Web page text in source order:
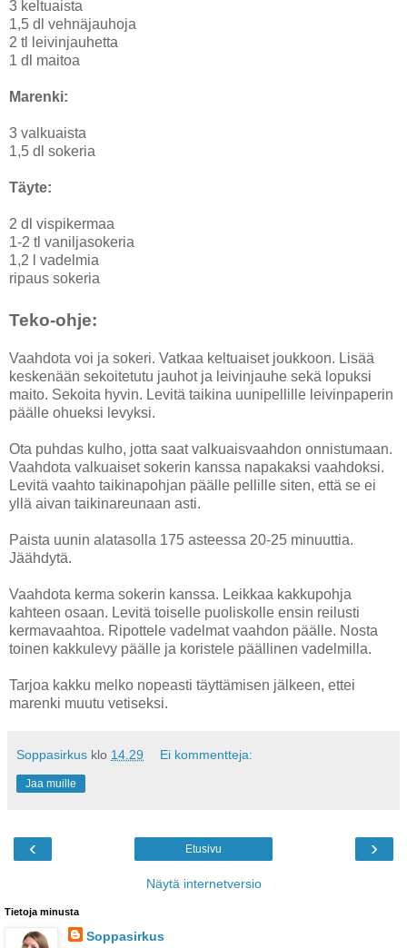
3 keltuaista
1,5 dl vehnäjauhoja
2 tl leivinjauhetta
1 dl maitoa
Marenki:
3 valkuaista
1,5 dl sokeria
Täyte:
2 dl vispikermaa
1-2 tl vaniljasokeria
1,2 l vadelmia
ripaus sokeria
Teko-ohje:
Vaahdota voi ja sokeri. Vatkaa keltuaiset joukkoon. Lisää
keskenään sekoitetutu jauhot ja leivinjauhe sekä lopuksi
maito. Sekoita hyvin. Levitä taikina uunipellille leivinpaperin
päälle ohueksi levyksi.
Ota puhdas kulho, jotta saat valkuaisvaahdon onnistumaan.
Vaahdota valkuaiset sokerin kanssa napakaksi vaahdoksi.
Levitä vaahto taikinapohjan päälle pellille siten, että se ei
yllä aivan taikinareunaan asti.
Paista uunin alatasolla 175 asteessa 20-25 minuuttia.
Jäähdytä.
Vaahdota kerma sokerin kanssa. Leikkaa kakkupohja
kahteen osaan. Levitä toiselle puoliskolle ensin reilusti
kermavaahtoa. Ripottele vadelmat vaahdon päälle. Nosta
toinen kakkulevy päälle ja koristele päällinen vadelmilla.
Tarjoa kakku melko nopeasti täyttämisen jälkeen, ettei
marenki muutu vetiseksi.
Soppasirkus klo 14.29 Ei kommentteja:
Jaa muille
‹ ›
Etusivu
Näytä internetversio
Tietoja minusta
Soppasirkus